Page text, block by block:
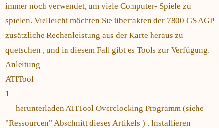
immer noch verwendet, um viele Computer- Spiele zu
spielen. Vielleicht möchten Sie übertakten der 7800 GS AGP
zusätzliche Rechenleistung aus der Karte heraus zu
quetschen , und in diesem Fall gibt es Tools zur Verfügung.
Anleitung
ATITool
1
herunterladen ATITool Overclocking Programm (siehe
"Ressourcen" Abschnitt dieses Artikels ) . Installieren